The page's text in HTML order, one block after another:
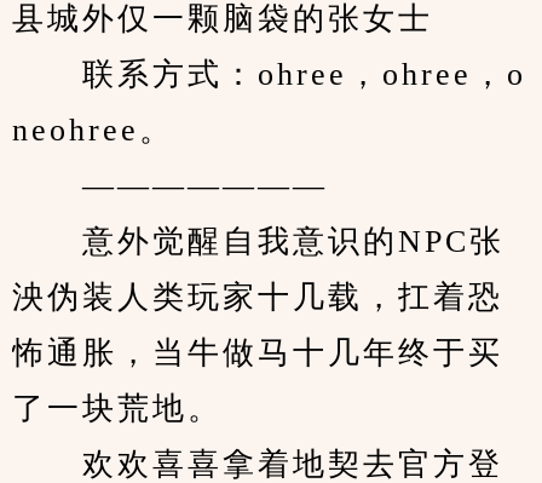
县城外仅一颗脑袋的张女士
联系方式：ohree，ohree，o
neohree。
———————
意外觉醒自我意识的NPC张
泱伪装人类玩家十几载，扛着恐
怖通胀，当牛做马十几年终于买
了一块荒地。
欢欢喜喜拿着地契去官方登